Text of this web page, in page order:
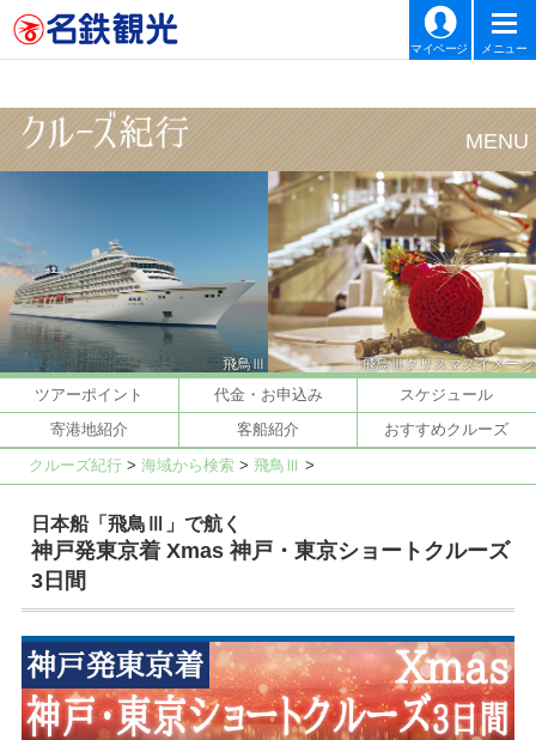
マイページ メニュー
飛鳥Ⅲ 飛鳥Ⅲクリスマスイメージ
ツアーポイント 代金・お申込み
スケジュール
寄港地紹介
客船紹介 おすすめクルーズ
クルーズ紀行> 海域から検索> 飛鳥Ⅲ >
日本船「飛鳥Ⅲ」で航く
神戸発東京着 Xmas 神戸・東京ショートクルーズ
3日間